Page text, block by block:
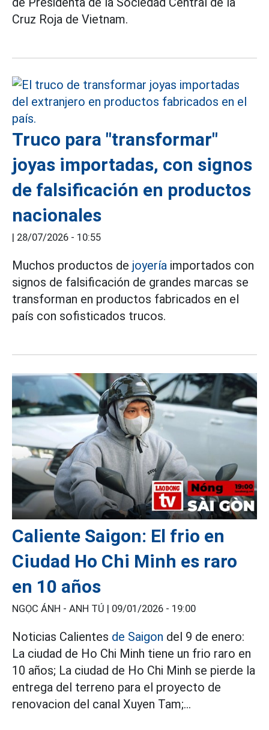
Cruz Roja de Vietnam.
Truco para "transformar"
joyas importadas, con signos
de falsificación en productos
nacionales
| 28/07/2026 - 10:55
Muchos productos de joyería importados con
signos de falsificación de grandes marcas se
transforman en productos fabricados en el
país con sofisticados trucos.
Caliente Saigon: El frio en
Ciudad Ho Chi Minh es raro
en 10 años
NGỌC ÁNH - ANH TÚ | 09/01/2026 - 19:00
Noticias Calientes de Saigon del 9 de enero:
La ciudad de Ho Chi Minh tiene un frio raro en
10 años; La ciudad de Ho Chi Minh se pierde la
entrega del terreno para el proyecto de
renovacion del canal Xuyen Tam;...